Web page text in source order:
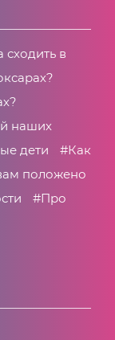
сходить в
наших
дети
#Как
положено
#Про